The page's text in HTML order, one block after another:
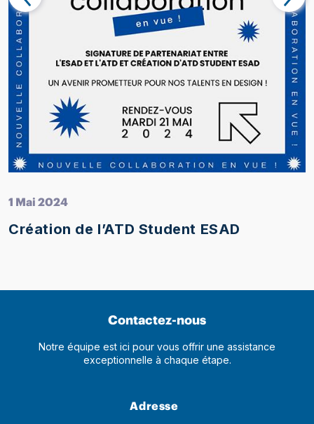
1 Mai 2024
Création de l’ATD Student ESAD
Contactez-nous
Notre équipe est ici pour vous offrir une assistance
exceptionnelle à chaque étape.
Adresse